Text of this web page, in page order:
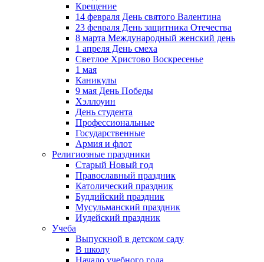
Крещение
14 февраля День святого Валентина
23 февраля День защитника Отечества
8 марта Международный женский день
1 апреля День смеха
Светлое Христово Воскресенье
1 мая
Каникулы
9 мая День Победы
Хэллоуин
День студента
Профессиональные
Государственные
Армия и флот
Религиозные праздники
Старый Новый год
Православный праздник
Католический праздник
Буддийский праздник
Мусульманский праздник
Иудейский праздник
Учеба
Выпускной в детском саду
В школу
Начало учебного года